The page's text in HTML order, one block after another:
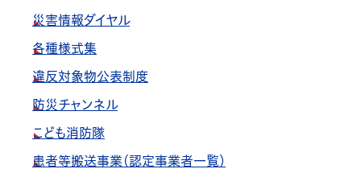
災害情報ダイヤル
各種様式集
違反対象物公表制度
防災チャンネル
こども消防隊
患者等搬送事業（認定事業者一覧）